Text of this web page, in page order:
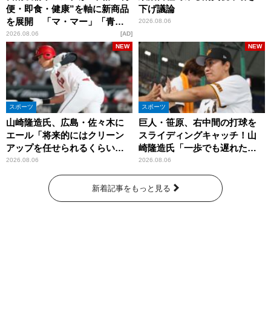
便・即食・健康”を軸に新商品
を展開 「マ・マー」「青の
洞窟」ブランドを強化
2026.08.06 AD
下げ議論
2026.08.06
スポーツ
山崎隆造氏、広島・佐々木に
エール「将来的にはクリーン
アップを任せられるくらいま
では成長して」
2026.08.06
NEW
スポーツ
巨人・笹原、右中間の打球を
スライディングキャッチ！山
崎隆造氏「一歩でも遅れた
ら…」
2026.08.06
NEW
新着記事をもっと見る